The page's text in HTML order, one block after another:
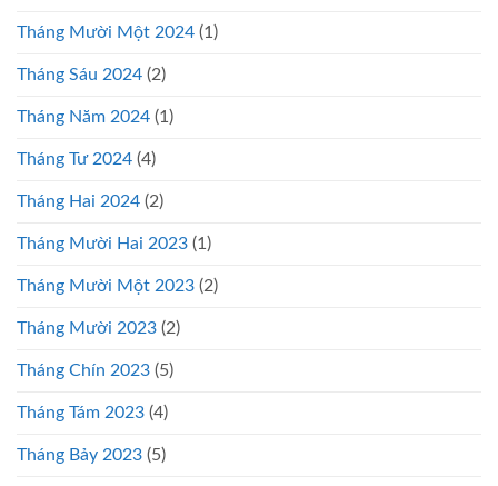
Tháng Mười Một 2024 (1)
Tháng Sáu 2024 (2)
Tháng Năm 2024 (1)
Tháng Tư 2024 (4)
Tháng Hai 2024 (2)
Tháng Mười Hai 2023 (1)
Tháng Mười Một 2023 (2)
Tháng Mười 2023 (2)
Tháng Chín 2023 (5)
Tháng Tám 2023 (4)
Tháng Bảy 2023 (5)